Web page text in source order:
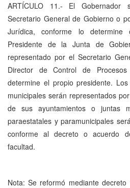
ARTÍCULO 11.- El Gobernador
Secretario General de Gobierno o
Jurídica, conforme lo determine
Presidente de la Junta de
representado por el Secretario
Director de Control de
determine el propio presidente.
municipales serán representados
de sus ayuntamientos o juntas
paraestatales y paramunicipales
conforme al decreto o acuerdo
facultad.
Nota: Se reformó mediante